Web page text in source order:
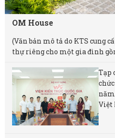
OM House
(Văn bản mô tả do KTS cung
thự riêng cho một gia đình
Tạp
Việt